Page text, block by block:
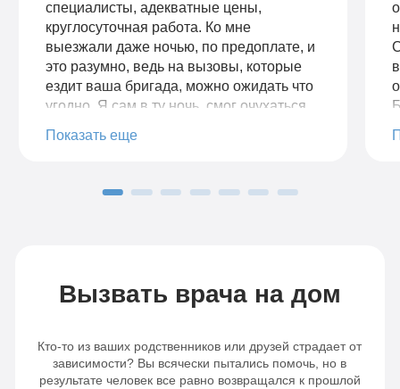
специалисты, адекватные цены,
круглосуточная работа. Ко мне
выезжали даже ночью, по предоплате, и
это разумно, ведь на вызовы, которые
ездит ваша бригада, можно ожидать что
угодно. Я сам в ту ночь, смог очухаться
Бригада не уезжала, а дозванивалась до
Показать еще
Вызвать врача на дом
Кто-то из ваших родственников или друзей страдает от
зависимости? Вы всячески пытались помочь, но в
результате человек все равно возвращался к прошлой